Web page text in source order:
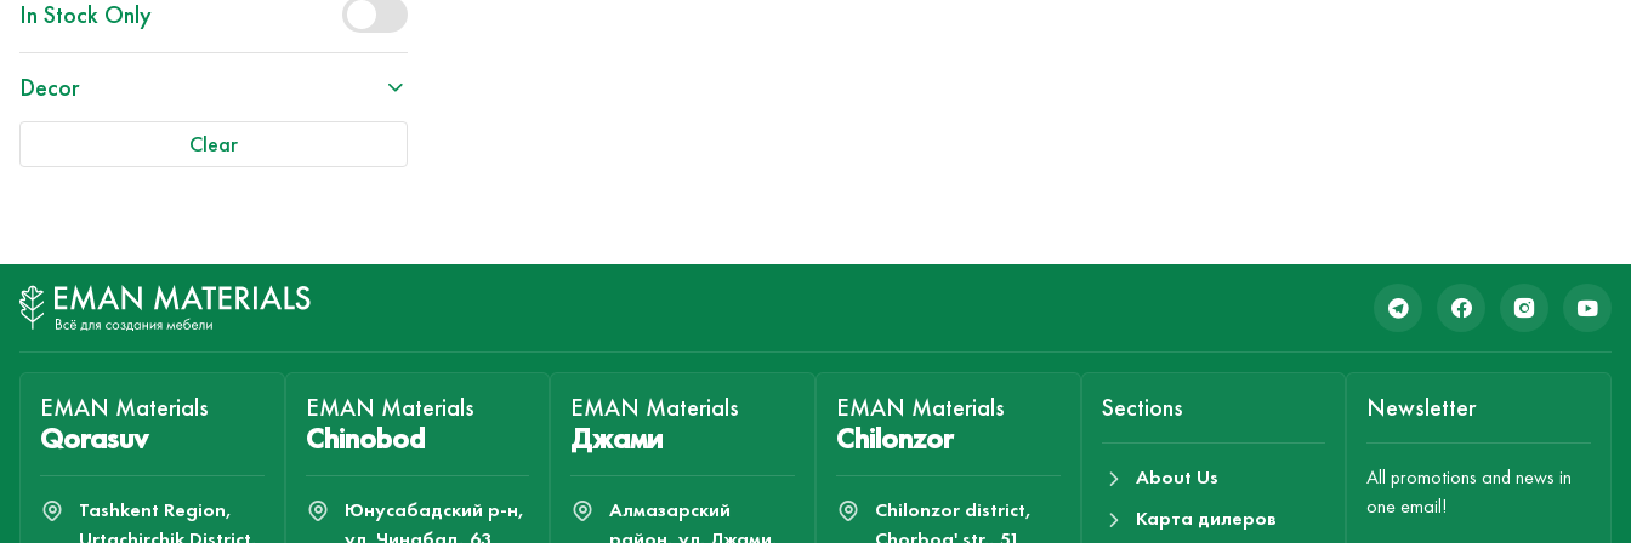
In Stock Only
Decor
Clear
EMAN Materials
Qorasuv
Tashkent Region,
EMAN Materials
Chinobod
Юнусабадский р-н,
EMAN Materials
Джами
Алмазарский
EMAN Materials
Chilonzor
Chilonzor district,
Sections
About Us
Карта дилеров
Newsletter
All promotions and news in
one email!